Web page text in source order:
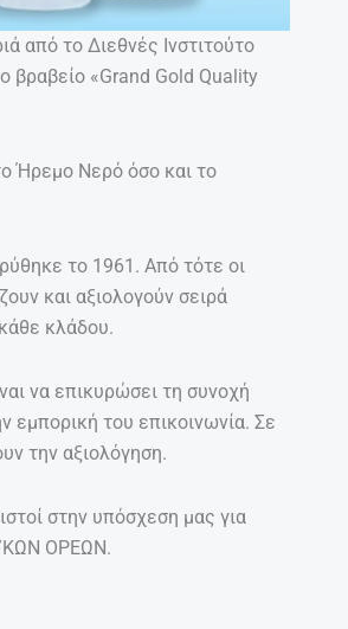
από το Διεθνές Ινστιτούτο
βραβείο «Grand Gold Quality
Ήρεμο Νερό όσο και το
το 1961. Από τότε οι
και αξιολογούν σειρά
κλάδου.
να επικυρώσει τη συνοχή
εμπορική του επικοινωνία. Σε
την αξιολόγηση.
στην υπόσχεση μας για
ΟΡΕΩΝ.